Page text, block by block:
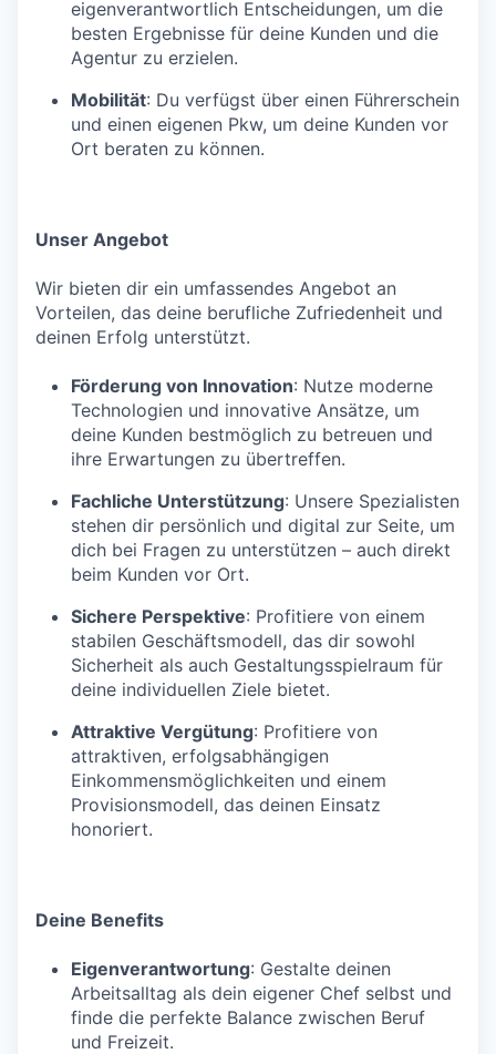
eigenverantwortlich Entscheidungen, um die
besten Ergebnisse für deine Kunden und die
Agentur zu erzielen.
Mobilität: Du verfügst über einen Führerschein
und einen eigenen Pkw, um deine Kunden vor
Ort beraten zu können.
Unser Angebot
Wir bieten dir ein umfassendes Angebot an
Vorteilen, das deine berufliche Zufriedenheit und
deinen Erfolg unterstützt.
Förderung von Innovation: Nutze moderne
Technologien und innovative Ansätze, um
deine Kunden bestmöglich zu betreuen und
ihre Erwartungen zu übertreffen.
Fachliche Unterstützung: Unsere Spezialisten
stehen dir persönlich und digital zur Seite, um
dich bei Fragen zu unterstützen – auch direkt
beim Kunden vor Ort.
Sichere Perspektive: Profitiere von einem
stabilen Geschäftsmodell, das dir sowohl
Sicherheit als auch Gestaltungsspielraum für
deine individuellen Ziele bietet.
Attraktive Vergütung: Profitiere von
attraktiven, erfolgsabhängigen
Einkommensmöglichkeiten und einem
Provisionsmodell, das deinen Einsatz
honoriert.
Deine Benefits
Eigenverantwortung: Gestalte deinen
Arbeitsalltag als dein eigener Chef selbst und
finde die perfekte Balance zwischen Beruf
und Freizeit.